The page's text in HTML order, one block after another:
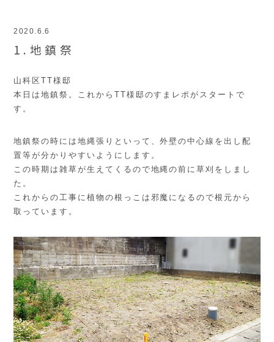
2020.6.6
1.地鎮祭
山科区TT様邸
本日は地鎮祭。これからTT様邸のすまレポがスタートで
す。
地鎮祭の時には地縄張りといって、外壁の中心線を出し配
置等が分かりやすいようにします。
この時期は雑草が生えてくるので地縄の前に草刈をしまし
た。
これからの工事に植物の根っこは邪魔になるので根元から
取っています。